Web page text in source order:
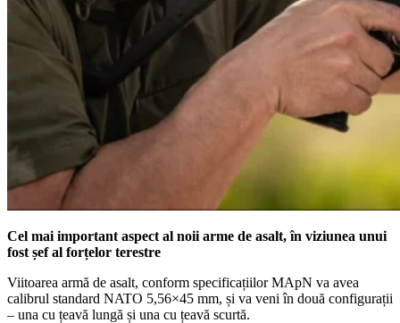
Cel mai important aspect al noii arme de asalt, în viziunea unui
fost șef al forțelor terestre
Viitoarea armă de asalt, conform specificațiilor MApN va avea
calibrul standard NATO 5,56×45 mm, și va veni în două configurații
– una cu țeavă lungă și una cu țeavă scurtă.